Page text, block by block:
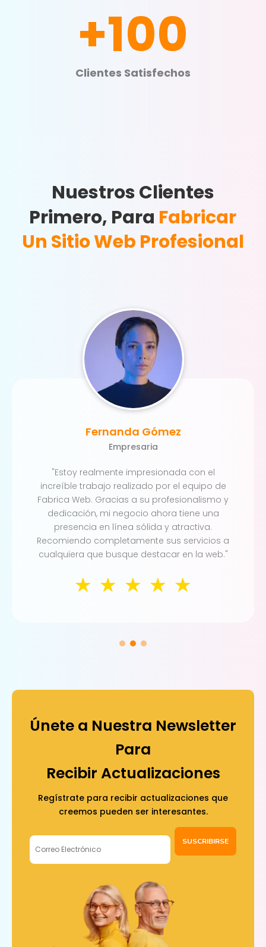
+100
Clientes Satisfechos
Nuestros Clientes
Primero, Para Fabricar
Un Sitio Web Profesional
"Estoy realmente impresionada con el
increíble trabajo realizado por el equipo de
Fabrica Web. Gracias a su profesionalismo y
dedicación, mi negocio ahora tiene una
presencia en línea sólida y atractiva.
Recomiendo completamente sus servicios a
cualquiera que busque destacar en la web."
Fernanda Gómez
Empresaria
☆ ☆ ☆ ☆ ☆
Únete a Nuestra Newsletter
Para
Recibir Actualizaciones
Regístrate para recibir actualizaciones que
creemos pueden ser interesantes.
SUSCRIBIRSE